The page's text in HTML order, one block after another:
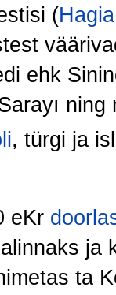
(
ehk
, türgi ja
eKr
ja
ta